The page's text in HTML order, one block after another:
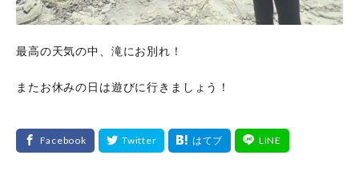
最高の天気の中、滝にお別れ！
またお休みの日は遊びに行きましょう！